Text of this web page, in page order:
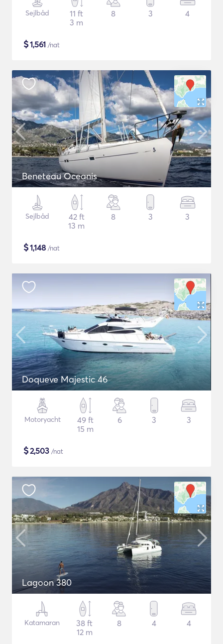
Sejlbåd
11 ft
3 m
8 3 4
$1,561 /nat
Beneteau Oceanis
Sejlbåd
42 ft
13 m
8 3 3
$1,148 /nat
Doqueve Majestic 46
Motoryacht
49 ft
15 m
6 3 3
$2,503 /nat
Lagoon 380
Katamaran
38 ft
12 m
8 4 4